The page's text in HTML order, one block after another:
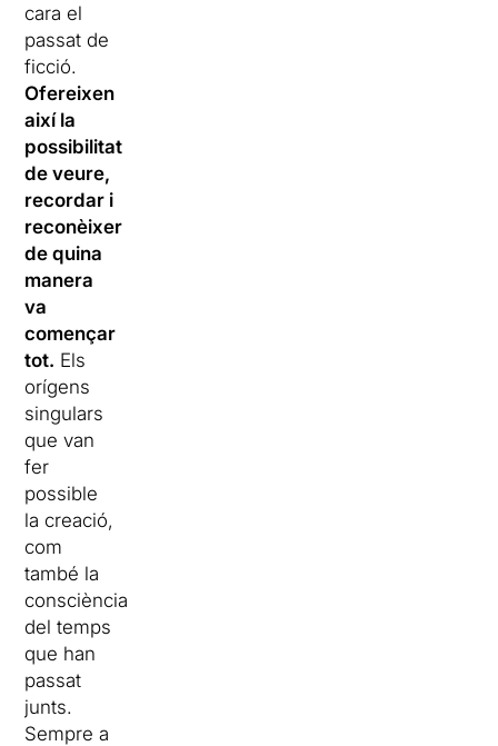
cara el
passat de
ficció.
Ofereixen
així la
possibilitat
de veure,
recordar i
reconèixer
de quina
manera
va
començar
tot. Els
orígens
singulars
que van
fer
possible
la creació,
com
també la
consciència
del temps
que han
passat
junts.
Sempre a